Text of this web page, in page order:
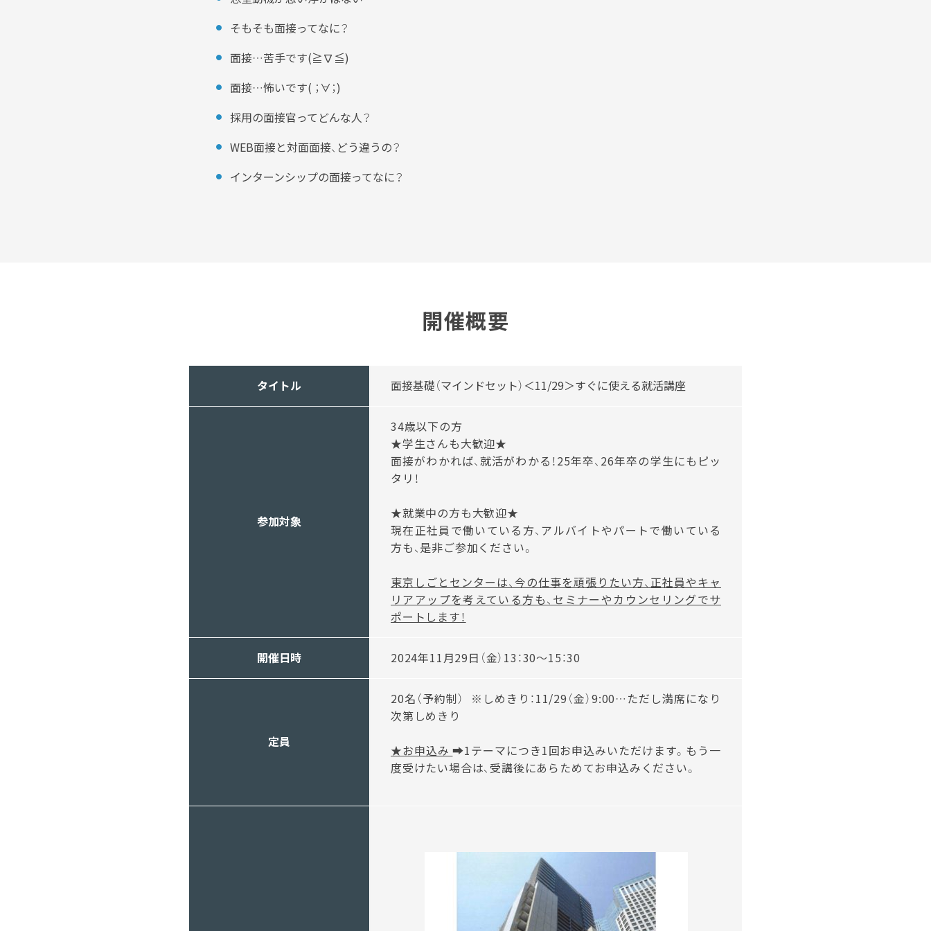
そもそも面接ってなに？
面接…苦手です(≧∇≦)
面接…怖いです( ；∀；)
採用の面接官ってどんな人？
WEB面接と対面面接、どう違うの？
インターンシップの面接ってなに？
開催概要
タイトル 面接基礎（マインドセット）＜11/29＞すぐに使える就活講座
参加対象
34歳以下の方
★学生さんも大歓迎★
面接がわかれば、就活がわかる！25年卒、26年卒の学生にもピッ
タリ！
★就業中の方も大歓迎★
現在正社員で働いている方、アルバイトやパートで働いている
方も、是非ご参加ください。
東京しごとセンターは、今の仕事を頑張りたい方、正社員やキャ
リアアップを考えている方も、セミナーやカウンセリングでサ
ポートします！
開催日時 2024年11月29日（金）13：30～15：30
定員
20名（予約制） ※しめきり：11/29（金）9:00…ただし満席になり
次第しめきり
★お申込み➡1テーマにつき1回お申込みいただけます。もう一
度受けたい場合は、受講後にあらためてお申込みください。